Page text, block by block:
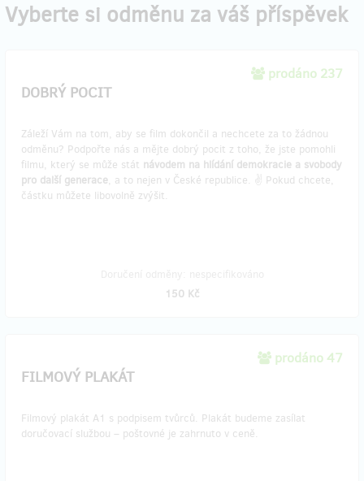
Vyberte si odměnu za váš příspěvek
prodáno 237
DOBRÝ POCIT
Záleží Vám na tom, aby se film dokončil a nechcete za to žádnou
odměnu? Podpořte nás a mějte dobrý pocit z toho, že jste pomohli
filmu, který se může stát návodem na hlídání demokracie a svobody
pro další generace, a to nejen v České republice. ✌️ Pokud chcete,
částku můžete libovolně zvýšit.
150 Kč
prodáno 47
FILMOVÝ PLAKÁT
Filmový plakát A1 s podpisem tvůrců. Plakát budeme zasílat
doručovací službou – poštovné je zahrnuto v ceně.